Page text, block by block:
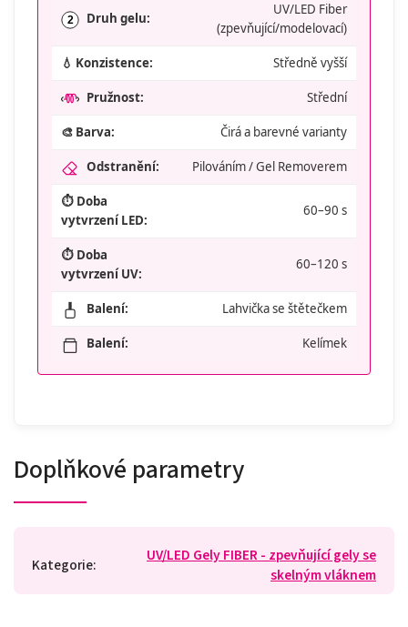
2 Druh gelu:
UV/LED Fiber
(zpevňující/modelovací)
💧 Konzistence: Středně vyšší
Pružnost: Střední
🎨 Barva: Čirá a barevné varianty
Odstranění: Pilováním / Gel Removerem
⏱️ Doba
vytvrzení LED:
60–90 s
⏱️ Doba
vytvrzení UV:
60–120 s
Balení: Lahvička se štětečkem
Balení: Kelímek
Doplňkové parametry
Kategorie:
UV/LED Gely FIBER - zpevňující gely se
skelným vláknem